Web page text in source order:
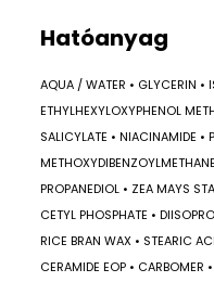
Hatóanyag
AQUA / WATER • GLYCERIN •
ETHYLHEXYLOXYPHENOL
SALICYLATE • NIACINAMIDE •
PROPANEDIOL • ZEA MAYS
CETYL PHOSPHATE •
RICE BRAN WAX • STEARIC
CERAMIDE EOP • CARBOMER